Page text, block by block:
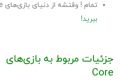
تمام ! وقتشه از دنیای بازی‌های Xbox Game Pass Core
ببرید!
Core